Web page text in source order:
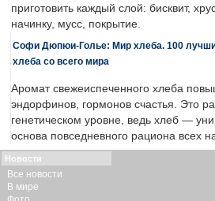
приготовить каждый слой: бисквит,
начинку, мусс, покрытие.
Софи Дюпюи-Голье: Мир хлеба. 100
хлеба со всего мира
Аромат свежеиспеченного хлеба
эндорфинов, гормонов счастья. Это
генетическом уровне, ведь хлеб —
основа повседневного рациона всех
Новости
Все новости
В мире